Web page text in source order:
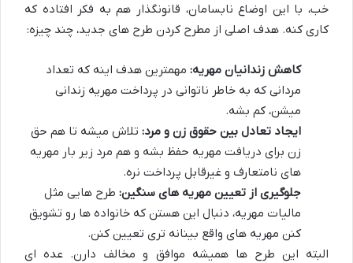
خب، با این اوضاع نابسامان، قانونگذار هم به فکر افتاده که
کاری کنه. هدف اصلی از مطرح کردن طرح های جدید، چند چیزه:
کاهش زندانیان مهریه: مهمترین هدف اینه که تعداد
مردانی که به خاطر ناتوانی در پرداخت مهریه زندانی
میشن، کم بشه.
ایجاد تعادل بین حقوق زن و مرد: تلاش میشه تا هم حق
زن برای دریافت مهریه حفظ بشه و هم مرد زیر بار مهریه
های نامتعارف و غیرقابل پرداخت نره.
جلوگیری از تعیین مهریه های سنگین: طرح هایی مثل
مالیات مهریه، دنبال این هستن که خانواده ها رو تشویق
کنن مهریه های واقع بینانه تری تعیین کنن.
البته این طرح ها همیشه موافق و مخالف دارن. عده ای